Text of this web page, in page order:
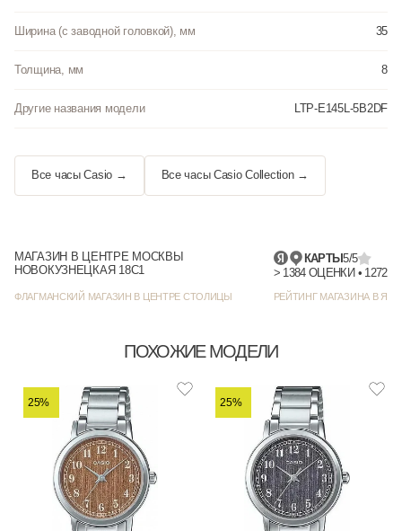
Ширина (с заводной головкой), мм 35
Толщина, мм 8
Другие названия модели LTP-E145L-5B2DF
Все часы Casio → Все часы Casio Collection →
МАГАЗИН В ЦЕНТРЕ МОСКВЫ
НОВОКУЗНЕЦКАЯ 18С1
ФЛАГМАНСКИЙ МАГАЗИН В ЦЕНТРЕ СТОЛИЦЫ
КАРТЫ5/5
РЕЙТИНГ МАГАЗИНА В
ПОХОЖИЕ МОДЕЛИ
25% 25%